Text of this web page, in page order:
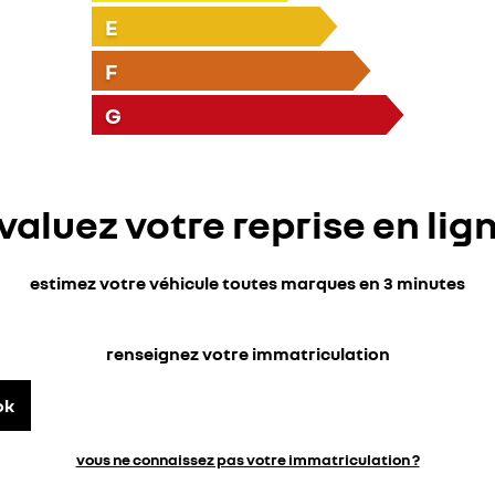
E
F
G
votre reprise en
estimez votre véhicule toutes marques en 3 minutes
renseignez votre immatriculation
vous ne connaissez pas votre immatriculation ?